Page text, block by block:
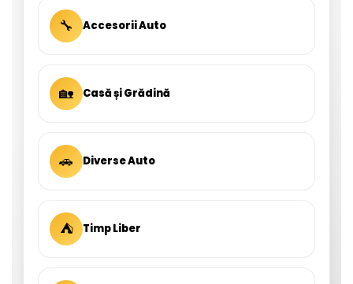
🔧 Accesorii Auto
🏡 Casă și Grădină
🚗 Diverse Auto
⛺ Timp Liber